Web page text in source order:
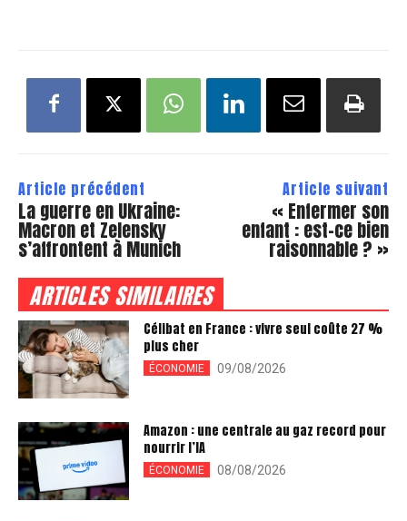
Article précédent
La guerre en Ukraine:
Macron et Zelensky
s’affrontent à Munich
Article suivant
« Enfermer son
enfant : est-ce bien
raisonnable ? »
ARTICLES SIMILAIRES
Célibat en France : vivre seul coûte 27 %
plus cher
ÉCONOMIE 09/08/2026
Amazon : une centrale au gaz record pour
nourrir l’IA
ÉCONOMIE 08/08/2026